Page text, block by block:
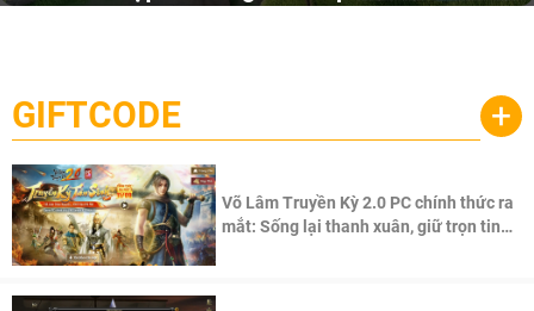
cầu, theo giấy phép chính thức từ công ty game Nhật Bản
Pocketpair, Inc.
GIFTCODE +
Võ Lâm Truyền Kỳ 2.0 PC chính thức ra
mắt: Sống lại thanh xuân, giữ trọn tinh